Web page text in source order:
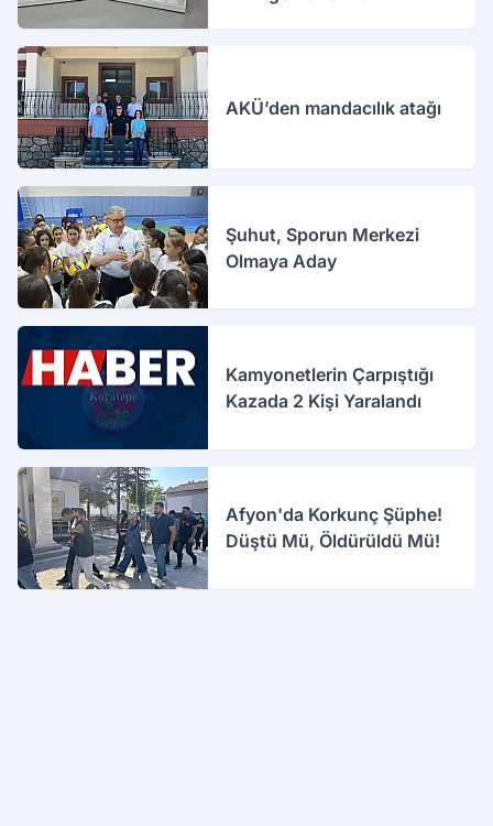
AKÜ’den mandacılık atağı
Şuhut, Sporun Merkezi
Olmaya Aday
Kamyonetlerin Çarpıştığı
Kazada 2 Kişi Yaralandı
Afyon'da Korkunç Şüphe!
Düştü Mü, Öldürüldü Mü!